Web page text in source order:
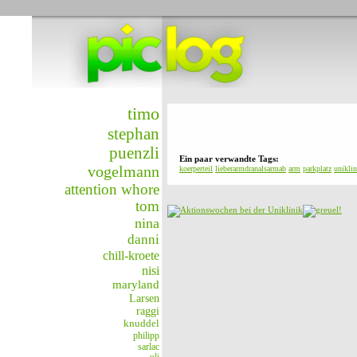
timo
stephan
puenzli
vogelmann
attention whore
tom
nina
danni
chill-kroete
nisi
maryland
Larsen
raggi
knuddel
philipp
sarlac
Ein paar verwandte Tags:
koerperteil lieberarmdranalsarmab arm parkplatz